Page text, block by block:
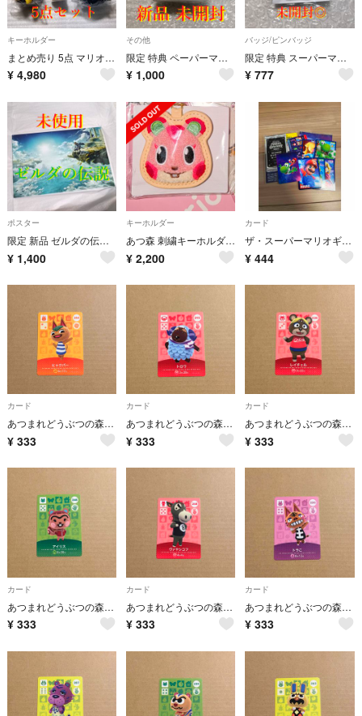
キーホルダー
まとめ売り 5点 マリオ ぬいぐるみ マスコット テレサ ワンワン クリボー 他
¥ 4,980
その他
限定 特典 ペーパーマリオRPG ダイカットマスキングテープ 新品 未開封
¥ 1,000
バッジ/ピンバッジ
限定 特典 スーパーマリオRPG オリジナル ピンズ バッジ 新品 未開封
¥ 777
ポスター
限定 新品 ゼルダの伝説 リンク アート スチールポスター 国内正規品
¥ 1,400
キーホルダー
あつ森 刺繍キーホルダー アップル
¥ 2,200
カード
ザ・スーパーマリオギャラクシー・ムービー カード 入場特典
¥ 444
カード
あつまれどうぶつの森 あつ森 amiibo カード ヒャクパー
¥ 333
カード
あつまれどうぶつの森 あつ森 amiibo カード トロワ
¥ 333
カード
あつまれどうぶつの森 あつ森 amiibo カード レイチェル
¥ 333
カード
あつまれどうぶつの森 あつ森 amiibo カード アイリス
¥ 333
カード
あつまれどうぶつの森 あつ森 amiibo カード ヴァヤシコフ
¥ 333
カード
あつまれどうぶつの森 あつ森 amiibo カード トラこ
¥ 333